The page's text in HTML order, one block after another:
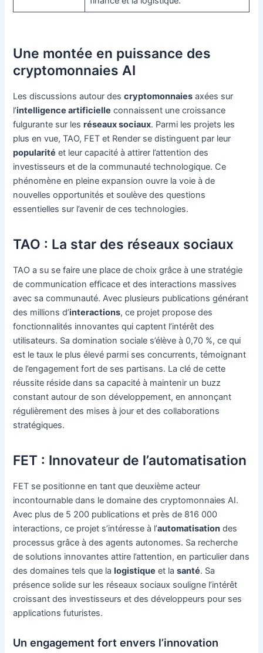
Une montée en puissance des
cryptomonnaies AI
Les discussions autour descryptomonnaies axées sur
l’intelligence artificielle connaissent une croissance
fulgurante sur lesréseaux sociaux. Parmi les projets les
plus en vue, TAO, FET et Render se distinguent par leur
popularité et leur capacité à attirer l’attention des
investisseurs et de la communauté technologique. Ce
phénomène en pleine expansion ouvre la voie à de
nouvelles opportunités et soulève des questions
essentielles sur l’avenir de ces technologies.
TAO : La star des réseaux sociaux
TAO a su se faire une place de choix grâce à une stratégie
de communication efficace et des interactions massives
avec sa communauté. Avec plusieurs publications générant
des millions d’interactions, ce projet propose des
fonctionnalités innovantes qui captent l’intérêt des
utilisateurs. Sa domination sociale s’élève à 0,70 %, ce qui
est le taux le plus élevé parmi ses concurrents, témoignant
de l’engagement fort de ses partisans. La clé de cette
réussite réside dans sa capacité à maintenir un buzz
constant autour de son développement, en annonçant
régulièrement des mises à jour et des collaborations
stratégiques.
FET : Innovateur de l’automatisation
FET se positionne en tant que deuxième acteur
incontournable dans le domaine des cryptomonnaies AI.
Avec plus de 5 200 publications et près de 816 000
interactions, ce projet s’intéresse à l’automatisation des
processus grâce à des agents autonomes. Sa recherche
de solutions innovantes attire l’attention, en particulier dans
des domaines tels que lalogistique et lasanté. Sa
présence solide sur les réseaux sociaux souligne l’intérêt
croissant des investisseurs et des développeurs pour ses
applications futuristes.
Un engagement fort envers l’innovation